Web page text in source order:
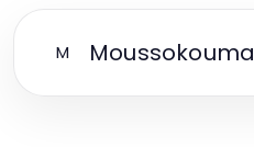
M Moussokouma